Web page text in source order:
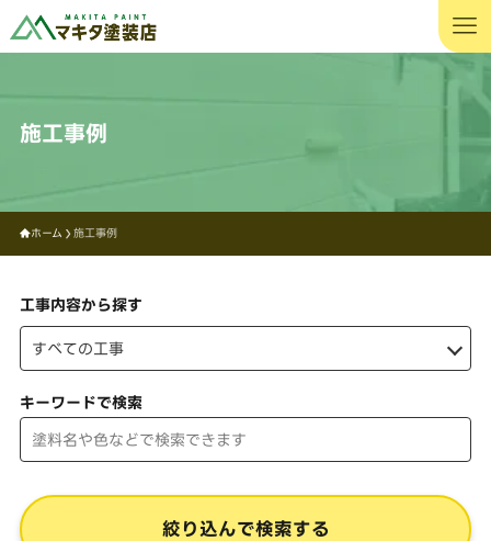
施工事例
ホーム 施工事例
工事内容から探す
キーワードで検索